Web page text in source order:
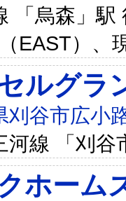
「烏森」駅
EAST）、
ルグラ
刈谷市広小
河線 「刈谷
ホーム